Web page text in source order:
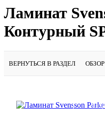
Ламинат
Контурный
ВЕРНУТЬСЯ В РАЗДЕЛ